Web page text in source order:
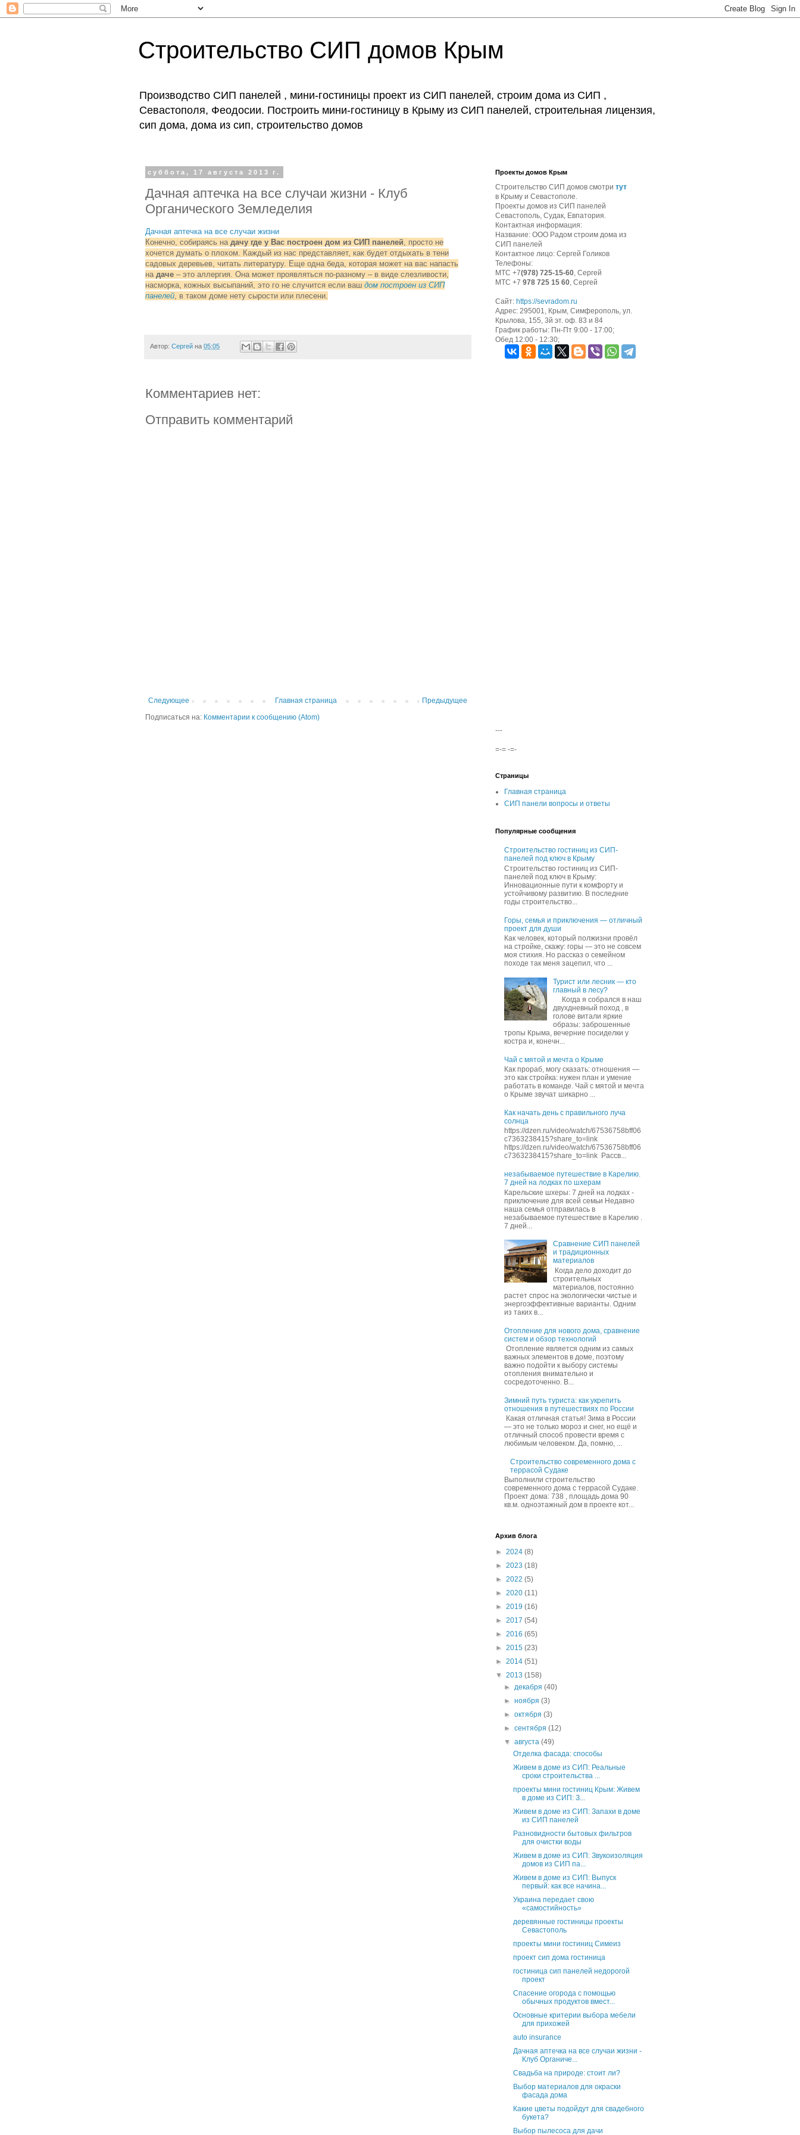
Строительство СИП домов Крым
Производство СИП панелей , мини-гостиницы проект из СИП панелей, строим дома из СИП ,
Севастополя, Феодосии. Построить мини-гостиницу в Крыму из СИП панелей, строительная лицензия,
сип дома, дома из сип, строительство домов
суббота, 17 августа 2013 г.
Дачная аптечка на все случаи жизни - Клуб
Органического Земледелия
Дачная аптечка на все случаи жизни
Конечно, собираясь на дачу где у Вас построен дом из СИП панелей , просто не
хочется думать о плохом. Каждый из нас представляет, как будет отдыхать в тени
садовых деревьев, читать литературу. Еще одна беда, которая может на вас напасть
на даче – это аллергия. Она может проявляться по-разному – в виде слезливости,
насморка, кожных высыпаний, это го не случится если ваш дом построен из СИП
панелей , в таком доме нету сырости или плесени.
Автор: Сергей на 05:05
Комментариев нет:
Отправить комментарий
Следующее Предыдущее
Главная страница
Подписаться на: Комментарии к сообщению (Atom)
Проекты домов Крым
Строительство СИП домов смотри тут
в Крыму и Севастополе.
Проекты домов из СИП панелей
Севастополь, Судак, Евпатория.
Контактная информация:
Название: ООО Радом строим дома из
СИП панелей
Контактное лицо: Сергей Голиков
Телефоны:
МТС +7(978) 725-15-60, Сергей
МТС +7 978 725 15 60, Сергей
Сайт: https://sevradom.ru
Адрес: 295001, Крым, Симферополь, ул.
Крылова, 155, 3й эт. оф. 83 и 84
График работы: Пн-Пт 9:00 - 17:00;
Обед 12:00 - 12:30;
---
=-= -=-
Страницы
Главная страница
СИП панели вопросы и ответы
Популярные сообщения
Строительство гостиниц из СИП-
панелей под ключ в Крыму
Строительство гостиниц из СИП-
панелей под ключ в Крыму:
Инновационные пути к комфорту и
устойчивому развитию. В последние
годы строительство...
Горы, семья и приключения — отличный
проект для души
Как человек, который полжизни провёл
на стройке, скажу: горы — это не совсем
моя стихия. Но рассказ о семейном
походе так меня зацепил, что ...
Турист или лесник — кто
главный в лесу?
Когда я собрался в наш
двухдневный поход , в
голове витали яркие
образы: заброшенные
тропы Крыма, вечерние посиделки у
костра и, конечн...
Чай с мятой и мечта о Крыме
Как прораб, могу сказать: отношения —
это как стройка: нужен план и умение
работать в команде. Чай с мятой и мечта
о Крыме звучат шикарно ...
Как начать день с правильного луча
солнца
https://dzen.ru/video/watch/67536758bff06
c7363238415?share_to=link
https://dzen.ru/video/watch/67536758bff06
c7363238415?share_to=link Рассв...
незабываемое путешествие в Карелию.
7 дней на лодках по шхерам
Карельские шхеры: 7 дней на лодках -
приключение для всей семьи Недавно
наша семья отправилась в
незабываемое путешествие в Карелию .
7 дней...
Сравнение СИП панелей
и традиционных
материалов
Когда дело доходит до
строительных
материалов, постоянно
растет спрос на экологически чистые и
энергоэффективные варианты. Одним
из таких в...
Отопление для нового дома, сравнение
систем и обзор технологий
Отопление является одним из самых
важных элементов в доме, поэтому
важно подойти к выбору системы
отопления внимательно и
сосредоточенно. В...
Зимний путь туриста: как укрепить
отношения в путешествиях по России
Какая отличная статья! Зима в России
— это не только мороз и снег, но ещё и
отличный способ провести время с
любимым человеком. Да, помню, ...
Строительство современного дома с
террасой Судаке
Выполнили строительство
современного дома с террасой Судаке.
Проект дома: 738 , площадь дома 90
кв.м. одноэтажный дом в проекте кот...
Архив блога
► 2024 (8)
► 2023 (18)
► 2022 (5)
► 2020 (11)
► 2019 (16)
► 2017 (54)
► 2016 (65)
► 2015 (23)
► 2014 (51)
▼ 2013 (158)
► декабря(40)
►ноября(3)
►октября(3)
►сентября(12)
▼августа(49)
Отделка фасада: способы
Живем в доме из СИП: Реальные
сроки строительства ...
проекты мини гостиниц Крым: Живем
в доме из СИП: З...
Живем в доме из СИП: Запахи в доме
из СИП панелей
Разновидности бытовых фильтров
для очистки воды
Живем в доме из СИП: Звукоизоляция
домов из СИП па...
Живем в доме из СИП: Выпуск
первый: как все начина...
Украина передает свою
«самостийность»
деревянные гостиницы проекты
Севастополь
проекты мини гостиниц Симеиз
проект сип дома гостиница
гостиница сип панелей недорогой
проект
Спасение огорода с помощью
обычных продуктов вмест...
Основные критерии выбора мебели
для прихожей
auto insurance
Дачная аптечка на все случаи жизни -
Клуб Органиче...
Свадьба на природе: стоит ли?
Выбор материалов для окраски
фасада дома
Какие цветы подойдут для свадебного
букета?
Выбор пылесоса для дачи